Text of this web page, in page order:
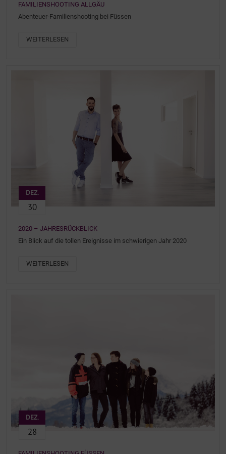
FAMILIENSHOOTING ALLGÄU
Abenteuer-Familienshooting bei Füssen
WEITERLESEN
DEZ.
30
2020 – JAHRESRÜCKBLICK
Ein Blick auf die tollen Ereignisse im schwierigen Jahr 2020
WEITERLESEN
DEZ.
28